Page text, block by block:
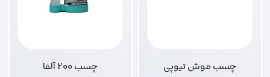
چسب موش تیوپی چسب 200 آلفا